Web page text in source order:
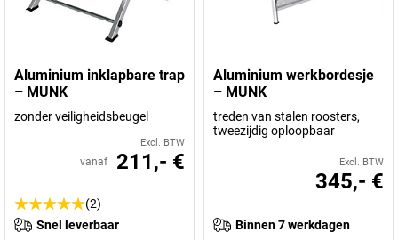
Aluminium inklapbare trap
– MUNK
zonder veiligheidsbeugel
Excl. BTW
vanaf 211,- €
(2)
Snel leverbaar
Aluminium werkbordesje
– MUNK
treden van stalen roosters,
tweezijdig oploopbaar
Excl. BTW
345,- €
Binnen 7 werkdagen